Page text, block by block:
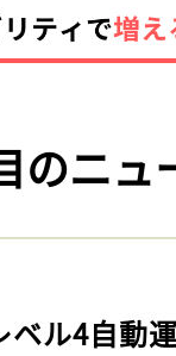
のニュ
ベル4自動
入りに